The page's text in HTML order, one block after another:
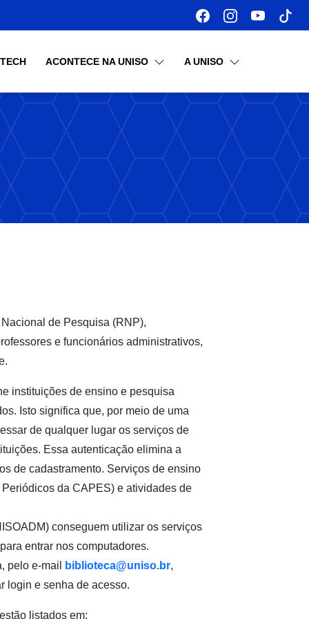
ACONTECE NA UNISO A UNISO
de Pesquisa (RNP),
e funcionários administrativos,
instituições de ensino e pesquisa
Isto significa que, por meio de uma
de qualquer lugar os serviços de
Essa autenticação elimina a
de cadastramento. Serviços de ensino
da CAPES) e atividades de
conseguem utilizar os serviços
entrar nos computadores.
pelo e-mail
biblioteca@uniso.br,
login e senha de acesso.
listados em: